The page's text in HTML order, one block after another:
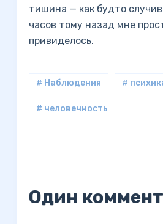
тишина — как будто
часов тому назад мне
привиделось.
# Наблюдения #
# человечность
Один